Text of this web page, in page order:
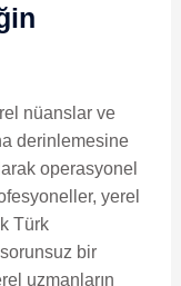
nüanslar ve
derinlemesine
operasyonel
yerel
Türk
bir
uzmanların